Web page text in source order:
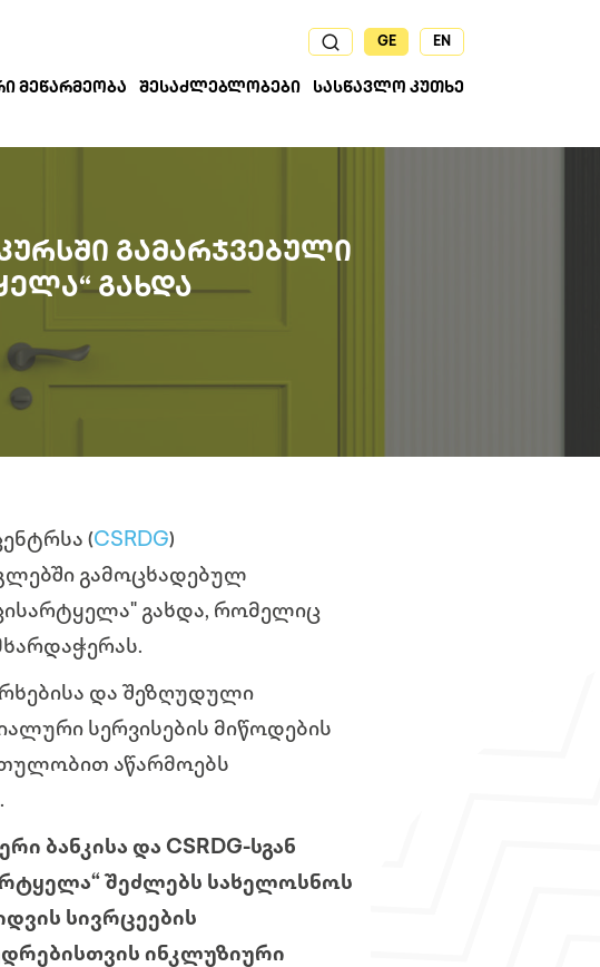
GE EN
ᲛᲔᲬᲐᲠᲛᲔᲝᲑᲐ ᲨᲔᲡᲐᲫᲚᲔᲑᲚᲝᲑᲔᲑᲘ ᲡᲐᲡᲬᲐᲕᲚᲝ ᲙᲣᲗᲮᲔ
ᲒᲐᲛᲐᲠᲯᲕᲔᲑᲣᲚᲘ
ᲒᲐᲮᲓᲐ
(CSRDG)
გამოცხადებულ
გახდა, რომელიც
და შეზღუდული
სერვისების მიწოდების
აწარმოებს
ბანკისა და CSRDG-სგან
შეძლებს სახელოსნოს
სივრცეების
ინკლუზიური